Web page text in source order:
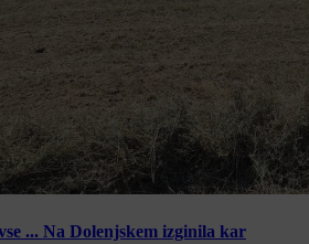
... Na Dolenjskem izginila kar